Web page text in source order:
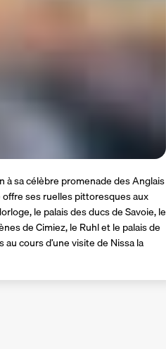
à sa célèbre promenade des Anglais
offre ses ruelles pittoresques aux
le palais des ducs de Savoie, le
de Cimiez, le Ruhl et le palais de
cours d’une visite de Nissa la